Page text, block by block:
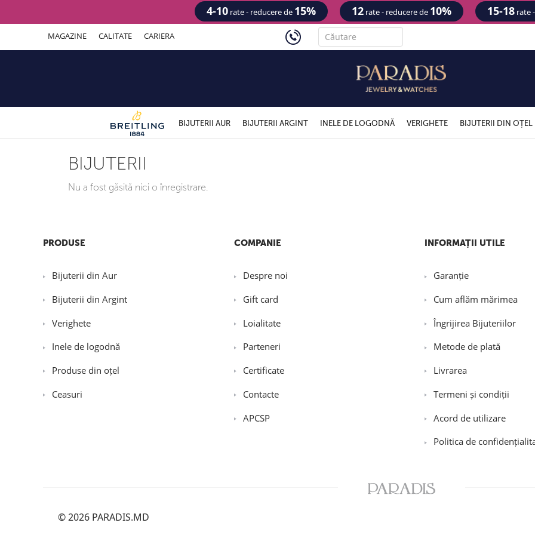
4-10rate - reducere de 15% 12rate - reducere de 10% 15-18rate
MAGAZINE CALITATE CARIERA '
BIJUTERII AUR BIJUTERII ARGINT INELE DE LOGODNĂ VERIGHETE BIJUTERII DIN OȚEL
BIJUTERII
Nu a fost găsită nici o înregistrare.
PRODUSE
Bijuterii din Aur
Bijuterii din Argint
Verighete
Inele de logodnă
Produse din oțel
Ceasuri
COMPANIE
Despre noi
Gift card
Loialitate
Parteneri
Certificate
Contacte
APCSP
INFORMAȚII UTILE
Garanție
Cum aflăm mărimea
Îngrijirea Bijuteriilor
Metode de plată
Livrarea
Termeni și condiții
Acord de utilizare
Politica de
© 2026 PARADIS.MD